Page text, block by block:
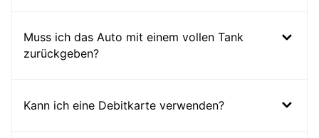
Muss ich das Auto mit einem vollen Tank
zurückgeben?
Kann ich eine Debitkarte verwenden?